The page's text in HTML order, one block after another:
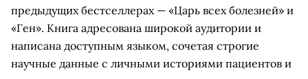
предыдущих бестселлерах — «Царь всех болезней» и
«Ген». Книга адресована широкой аудитории и
написана доступным языком, сочетая строгие
научные данные с личными историями пациентов и